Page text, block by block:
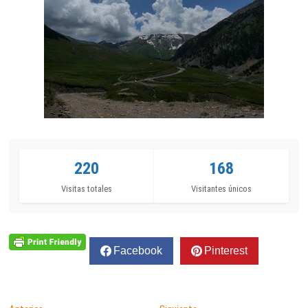
220
Visitas totales
168
Visitantes únicos
Facebook Pinterest